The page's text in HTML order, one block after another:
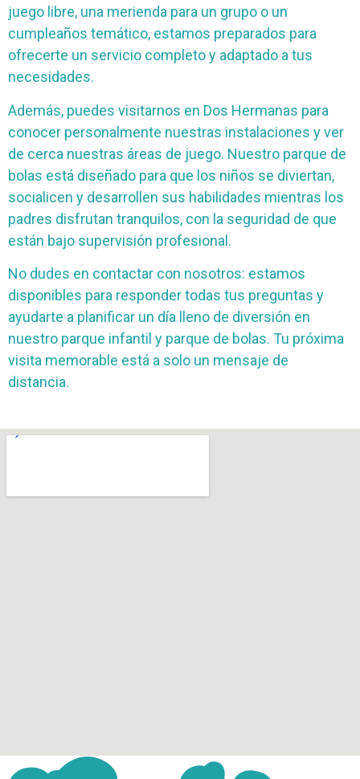
juego libre, una merienda para un grupo o un
cumpleaños temático, estamos preparados para
ofrecerte un servicio completo y adaptado a tus
necesidades.
Además, puedes visitarnos en Dos Hermanas para
conocer personalmente nuestras instalaciones y ver
de cerca nuestras áreas de juego. Nuestro parque de
bolas está diseñado para que los niños se diviertan,
socialicen y desarrollen sus habilidades mientras los
padres disfrutan tranquilos, con la seguridad de que
están bajo supervisión profesional.
No dudes en contactar con nosotros: estamos
disponibles para responder todas tus preguntas y
ayudarte a planificar un día lleno de diversión en
nuestro parque infantil y parque de bolas. Tu próxima
visita memorable está a solo un mensaje de
distancia.